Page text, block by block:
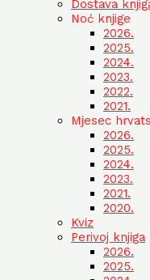
Dostava
Noć knjige
2026.
2025.
2024.
2023.
2022.
2021.
Mjesec
2026.
2025.
2024.
2023.
2021.
2020.
Kviz
Perivoj knjiga
2026.
2025.